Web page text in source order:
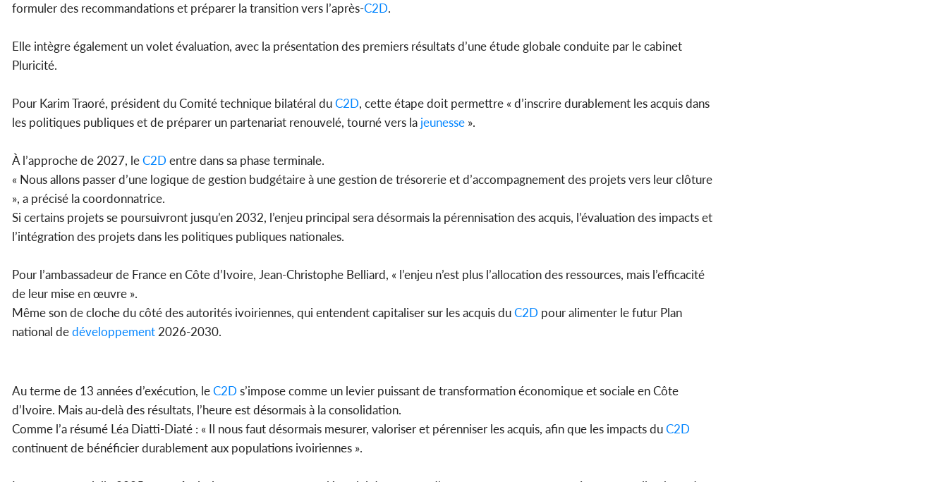
formuler des recommandations et préparer la transition vers l’après-C2D.
Elle intègre également un volet évaluation, avec la présentation des premiers résultats d’une étude globale conduite par le cabinet
Pluricité.
Pour Karim Traoré, président du Comité technique bilatéral duC2D, cette étape doit permettre « d’inscrire durablement les acquis dans
les politiques publiques et de préparer un partenariat renouvelé, tourné vers la jeunesse ».
À l’approche de 2027, leC2D entre dans sa phase terminale.
« Nous allons passer d’une logique de gestion budgétaire à une gestion de trésorerie et d’accompagnement des projets vers leur clôture
», a précisé la coordonnatrice.
Si certains projets se poursuivront jusqu’en 2032, l’enjeu principal sera désormais la pérennisation des acquis, l’évaluation des impacts et
l’intégration des projets dans les politiques publiques nationales.
Pour l’ambassadeur de France en Côte d’Ivoire, Jean-Christophe Belliard, « l’enjeu n’est plus l’allocation des ressources, mais l’efficacité
de leur mise en œuvre ».
Même son de cloche du côté des autorités ivoiriennes, qui entendent capitaliser sur les acquis duC2D pour alimenter le futur Plan
national dedéveloppement2026-2030.
Au terme de 13 années d’exécution, leC2D s’impose comme un levier puissant de transformation économique et sociale en Côte
d’Ivoire. Mais au-delà des résultats, l’heure est désormais à la consolidation.
Comme l’a résumé Léa Diatti-Diaté : « Il nous faut désormais mesurer, valoriser et pérenniser les acquis, afin que les impacts duC2D
continuent de bénéficier durablement aux populations ivoiriennes ».